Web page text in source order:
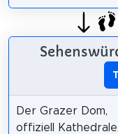
Der Grazer Dom,
offiziell Kathedrale,